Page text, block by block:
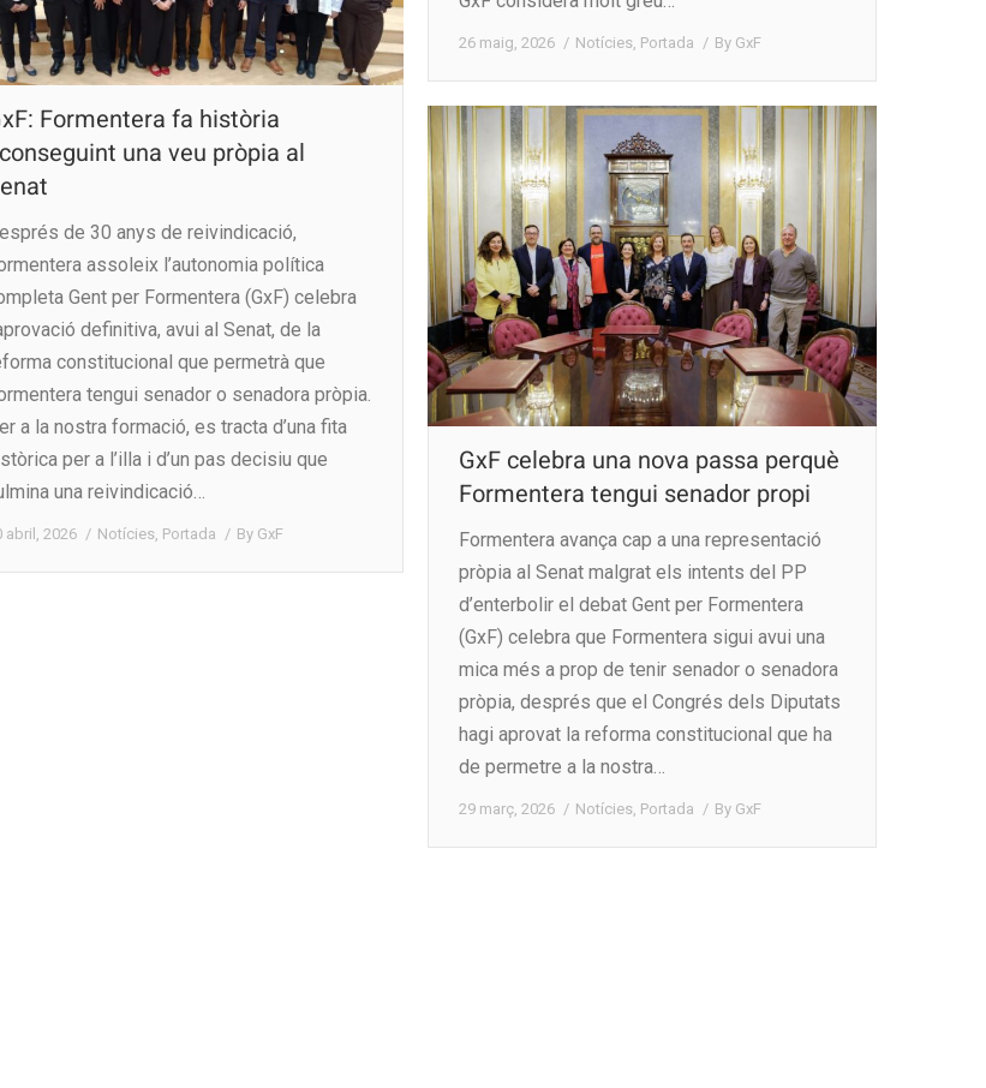
26 maig, 2026 Notícies, Portada By GxF
Formentera fa història
una veu pròpia al
de 30 anys de reivindicació,
assoleix l’autonomia política
Gent per Formentera (GxF) celebra
definitiva, avui al Senat, de la
constitucional que permetrà que
tengui senador o senadora pròpia.
a la nostra formació, es tracta d’una fita
per a l’illa i d’un pas decisiu que
una reivindicació…
abril, 2026 Notícies Portada By GxF
GxF celebra una nova passa perquè
Formentera tengui senador propi
Formentera avança cap a una representació
pròpia al Senat malgrat els intents del PP
d’enterbolir el debat Gent per Formentera
(GxF) celebra que Formentera sigui avui una
mica més a prop de tenir senador o senadora
pròpia, després que el Congrés dels Diputats
hagi aprovat la reforma constitucional que ha
de permetre a la nostra…
29 març, 2026 Notícies Portada By GxF